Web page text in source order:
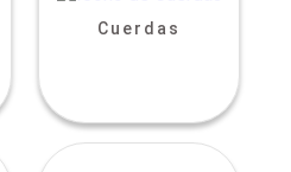
Cuerdas